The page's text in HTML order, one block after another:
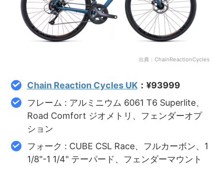
出典：ChainReactionCycles
Chain Reaction Cycles UK：¥93999
フレーム : アルミニウム 6061 T6 Superlite、
Road Comfort ジオメトリ、フェンダーオプ
ション
フォーク : CUBE CSL Race、フルカーボン、1
1/8"-1 1/4" テーパード、フェンダーマウント